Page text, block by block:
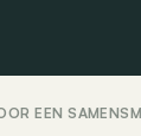
EEN